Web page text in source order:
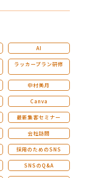
AI
ラッカープラン研修
中村美月
Canva
最新集客セミナー
会社訪問
採用のためのSNS
SNSのQ&A